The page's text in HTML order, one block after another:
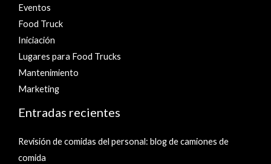
Eventos
Food Truck
Iniciación
Lugares para Food Trucks
Mantenimiento
Marketing
Entradas recientes
Revisión de comidas del personal: blog de camiones de
comida